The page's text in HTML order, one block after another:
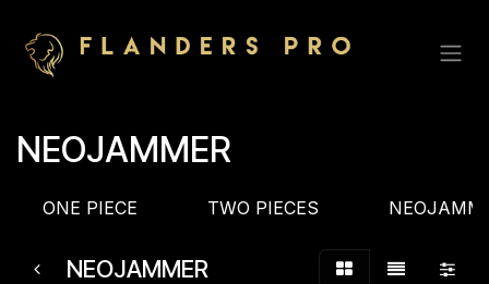
NEOJAMMER
ONE PIECE TWO PIECES
NEOJAMMER